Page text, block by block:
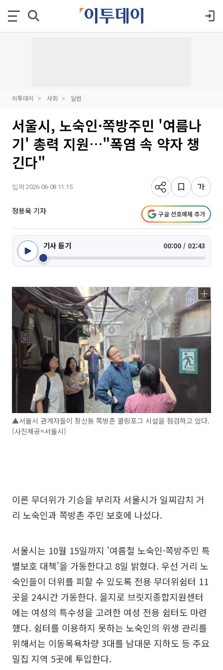
이투데이 사회 일반
서울시, 노숙인·쪽방주민 '여름나
기' 총력 지원…"폭염 속 약자 챙
긴다"
입력 2026-06-08 11:15
정용욱 기자 구글 선호매체 추가
기사 듣기 00:00 / 02:43
▲서울시 관계자들이 창신동 쪽방촌 쿨링포그 시설을 점검하고 있다.
(사진제공=서울시)
이른 무더위가 기승을 부리자 서울시가 일찌감치 거
리 노숙인과 쪽방촌 주민 보호에 나섰다.
서울시는 10월 15일까지 '여름철 노숙인·쪽방주민 특
별보호 대책'을 가동한다고 8일 밝혔다. 우선 거리 노
숙인들이 더위를 피할 수 있도록 전용 무더위쉼터 11
곳을 24시간 가동한다. 을지로 브릿지종합지원센터
에는 여성의 특수성을 고려한 여성 전용 쉼터도 마련
했다. 쉼터를 이용하지 못하는 노숙인의 위생 관리를
위해서는 이동목욕차량 3대를 남대문 지하도 등 주요
밀집 지역 5곳에 투입한다.